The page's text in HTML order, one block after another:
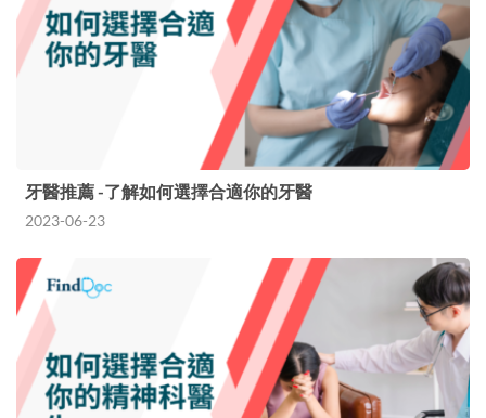
牙醫推薦 -了解如何選擇合適你的牙醫
2023-06-23